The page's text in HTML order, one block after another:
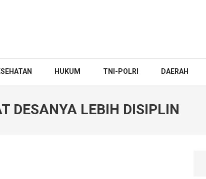
HUKUM TNI-POLRI DAERAH
DESANYA LEBIH DISIPLIN